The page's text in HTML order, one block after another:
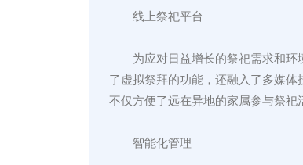
线上祭祀平台
为应对日益增长的祭祀需求和
了虚拟祭拜的功能，还融入了多媒
不仅方便了远在异地的家属参与祭祀
智能化管理